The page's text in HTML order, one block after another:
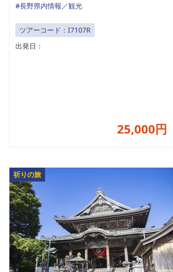
#長野県内情報／観光
ツアーコード：I7107R
出発日：
25,000円
祈りの旅